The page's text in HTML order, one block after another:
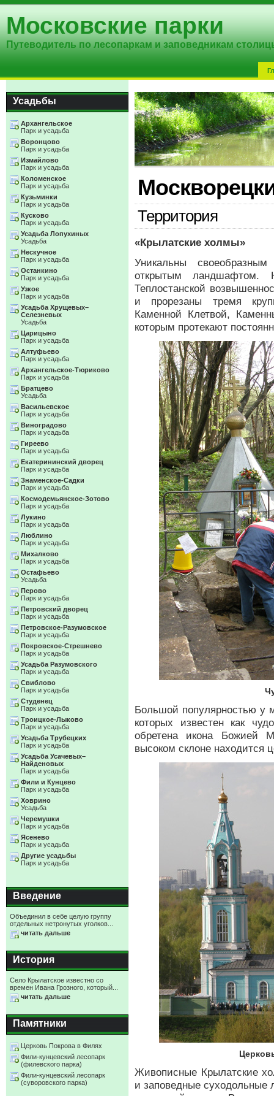
Московские парки
Путеводитель по лесопаркам и заповедникам
Территория
«Крылатские холмы»
Уникальны
открытым ландшафтом.
Теплостанской
и прорезаны тремя
Каменной Клетвой,
которым протекают
Большой популярностью у
которых известен как
обретена икона Божией
высоком склоне находится
Живописные Крылатские
и заповедные суходольные
Усадьбы
Архангельское
Парк и усадьба
Воронцово
Парк и усадьба
Измайлово
Парк и усадьба
Коломенское
Парк и усадьба
Кузьминки
Парк и усадьба
Кусково
Парк и усадьба
Усадьба Лопухиных
Усадьба
Нескучное
Парк и усадьба
Останкино
Парк и усадьба
Узкое
Парк и усадьба
Усадьба Хрущевых–
Селезневых
Усадьба
Царицыно
Парк и усадьба
Алтуфьево
Парк и усадьба
Архангельское-Тюриково
Парк и усадьба
Братцево
Усадьба
Васильевское
Парк и усадьба
Виноградово
Парк и усадьба
Гиреево
Парк и усадьба
Екатерининский дворец
Парк и усадьба
Знаменское-Садки
Парк и усадьба
Космодемьянское-Зотово
Парк и усадьба
Лукино
Парк и усадьба
Люблино
Парк и усадьба
Михалково
Парк и усадьба
Остафьево
Усадьба
Перово
Парк и усадьба
Петровский дворец
Парк и усадьба
Петровское-Разумовское
Парк и усадьба
Покровское-Стрешнево
Парк и усадьба
Усадьба Разумовского
Парк и усадьба
Свиблово
Парк и усадьба
Студенец
Парк и усадьба
Троицкое-Лыково
Парк и усадьба
Усадьба Трубецких
Парк и усадьба
Усадьба Усачевых–
Найденовых
Парк и усадьба
Фили и Кунцево
Парк и усадьба
Ховрино
Усадьба
Черемушки
Парк и усадьба
Ясенево
Парк и усадьба
Другие усадьбы
Парк и усадьба
Введение
Объединил в себе целую группу
отдельных нетронутых уголков...
читать дальше
История
Село Крылатское известно со
времен Ивана Грозного, который...
читать дальше
Памятники
Церковь Покрова в Филях
Фили-кунцевский лесопарк
(филевского парка)
Фили-кунцевский лесопарк
(суворовского парка)